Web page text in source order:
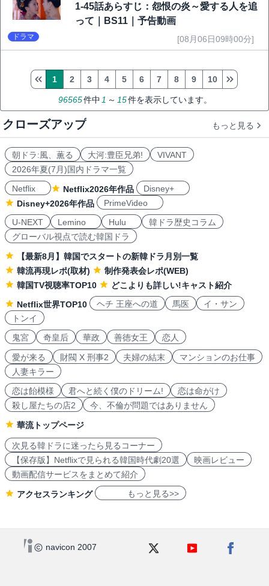
1-45話あらすじ：怨恨の炎～愛する人を追
って｜BS11｜予告動画
ドラマ [08月06日09時00分]
96565件中 1 ～ 15件を表示しています。
1 2 3 4 5 6 7 8 9 10
クローズアップ もっと見る
朝ドラ:風、薫る 大河:豊臣兄弟!
VIVANT
2026年夏(7月)国内ドラマ一覧
Netflix
Netflix2026年作品
Disney+
Disney+2026年作品
PrimeVideo
U-NEXT
Lemino Hulu
韓ドラ歴史コラム
グローバル視点で読む韓国ドラ
【最新8月】韓国でスタートの新韓ドラ月別一覧
韓流再現レポ(取材)
制作発表会レポ(WEB)
韓国TV視聴率TOP10
どこよりも詳しい!キャスト紹介
Netflix世界TOP10
ヘチ 王座への道 馬医
イ・サン
トンイ
鬼宮
奇皇后 華政 善徳女王 恋人
愛が来る 財閥 X 刑事2 夫婦の結末
マンションのお仕事
人妻キラー
恋は飴模様
君へと続く僕のドリーム!
恋は命がけ
殺し屋たちの店2
今、不倫が問題ではありません
華流トップページ
次見る韓ドラに迷ったら見るコーナー
【保存版】Netflixで見られる韓国時代劇20選
映画レビュー
動画配信サービスをまとめて紹介
アクセスランキング もっと見る>>
navicon 2007